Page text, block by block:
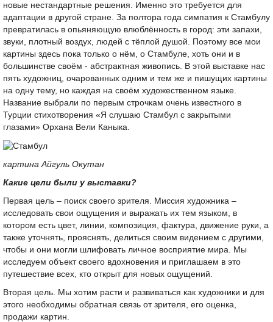
новые нестандартные решения. Именно это требуется для
адаптации в другой стране. За полтора года симпатия к Стамбулу
превратилась в опьяняющую влюблённость в город: эти запахи,
звуки, плотный воздух, людей с тёплой душой. Поэтому все мои
картины здесь пока только о нём, о Стамбуле, хоть они и в
большинстве своём - абстрактная живопись. В этой выставке нас
пять художниц, очарованных одним и тем же и пишущих картины
на одну тему, но каждая на своём художественном языке.
Название выбрали по первым строчкам очень известного в
Турции стихотворения «Я слушаю Стамбул с закрытыми
глазами» Орхана Вели Каныка.
картина Айгуль Окутан
Какие цели были у выставки?
Первая цель – поиск своего зрителя. Миссия художника –
исследовать свои ощущения и выражать их тем языком, в
котором есть цвет, линии, композиция, фактура, движение руки, а
также уточнять, прояснять, делиться своим видением с другими,
чтобы и они могли шлифовать личное восприятие мира. Мы
исследуем объект своего вдохновения и приглашаем в это
путешествие всех, кто открыт для новых ощущений.
Вторая цель. Мы хотим расти и развиваться как художники и для
этого необходимы обратная связь от зрителя, его оценка,
продажи картин.